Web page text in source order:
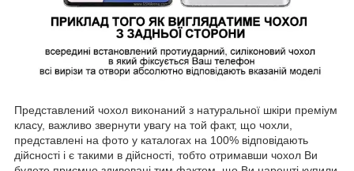
Представлений чохол виконаний з натуральної шкіри преміум
класу, важливо звернути увагу на той факт, що чохли,
представлені на фото у каталогах на 100% відповідають
дійсності і є такими в дійсності, тобто отримавши чохол Ви